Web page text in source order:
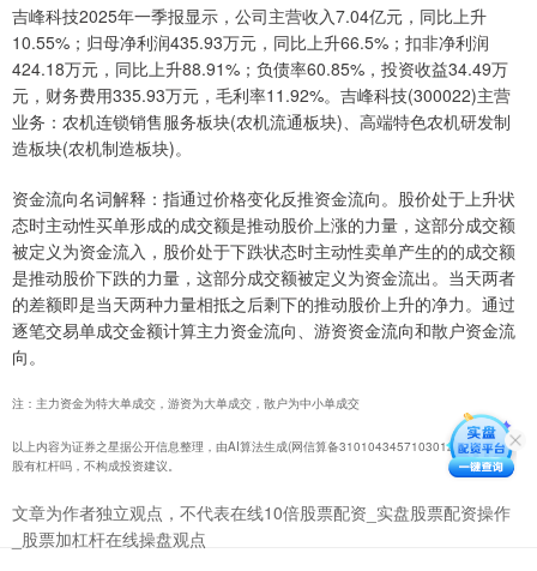
吉峰科技2025年一季报显示，公司主营收入7.04亿元，同比上升
10.55%；归母净利润435.93万元，同比上升66.5%；扣非净利润
424.18万元，同比上升88.91%；负债率60.85%，投资收益34.49万
元，财务费用335.93万元，毛利率11.92%。吉峰科技(300022)主营
业务：农机连锁销售服务板块(农机流通板块)、高端特色农机研发制
造板块(农机制造板块)。
资金流向名词解释：指通过价格变化反推资金流向。股价处于上升状
态时主动性买单形成的成交额是推动股价上涨的力量，这部分成交额
被定义为资金流入，股价处于下跌状态时主动性卖单产生的的成交额
是推动股价下跌的力量，这部分成交额被定义为资金流出。当天两者
的差额即是当天两种力量相抵之后剩下的推动股价上升的净力。通过
逐笔交易单成交金额计算主力资金流向、游资资金流向和散户资金流
向。
注：主力资金为特大单成交，游资为大单成交，散户为中小单成交
以上内容为证券之星据公开信息整理，由AI算法生成(网信算备310104345710301240019号)炒
股有杠杆吗，不构成投资建议。
文章为作者独立观点，不代表在线10倍股票配资_实盘股票配资操作
_股票加杠杆在线操盘观点